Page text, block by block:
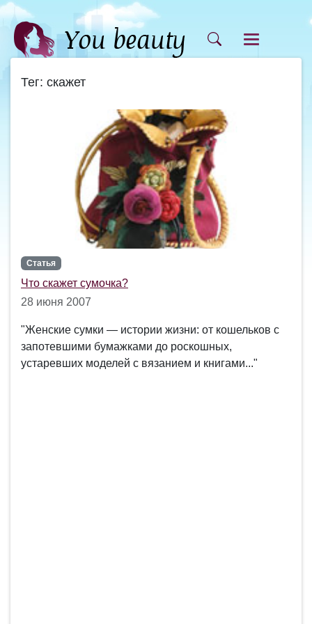
Тег: скажет
Статья
Что скажет сумочка?
28 июня 2007
"Женские сумки — истории жизни: от кошельков с
запотевшими бумажками до роскошных,
устаревших моделей с вязанием и книгами..."